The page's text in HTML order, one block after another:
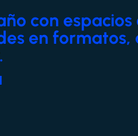
con
en formatos,